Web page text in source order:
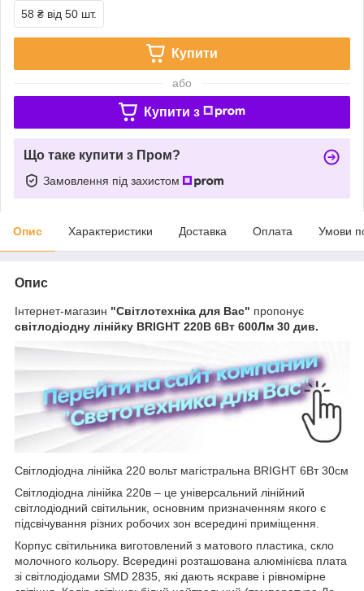
58 ₴ від 50 шт.
Купити
або
Купити з
Що таке купити з Пром?
Замовлення під захистом
Опис Характеристики Доставка Оплата Умови
Опис
Інтернет-магазин "Світлотехніка для Вас" пропонує
світлодіодну лінійку BRIGHT 220В 6Вт 600Лм 30 див.
Світлодіодна лінійка 220 вольт магістральна BRIGHT 6Вт 30см
Світлодіодна лінійка 220в – це універсальний лінійний
світлодіодний світильник, основним призначенням якого є
підсвічування різних робочих зон всередині приміщення.
Корпус світильника виготовлений з матового пластика, скло
молочного кольору. Всередині розташована алюмінієва плата
зі світлодіодами SMD 2835, які дають яскраве і рівномірне